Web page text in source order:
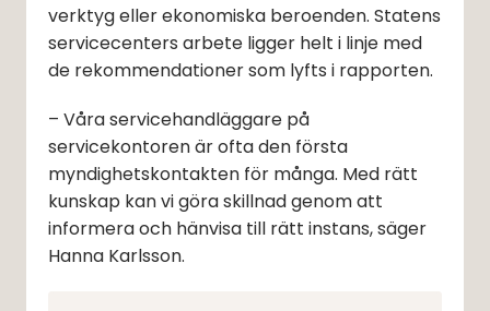
verktyg eller ekonomiska beroenden. Statens
servicecenters arbete ligger helt i linje med
de rekommendationer som lyfts i rapporten.
– Våra servicehandläggare på
servicekontoren är ofta den första
myndighets­kontakten för många. Med rätt
kunskap kan vi göra skillnad genom att
informera och hänvisa till rätt instans, säger
Hanna Karlsson.